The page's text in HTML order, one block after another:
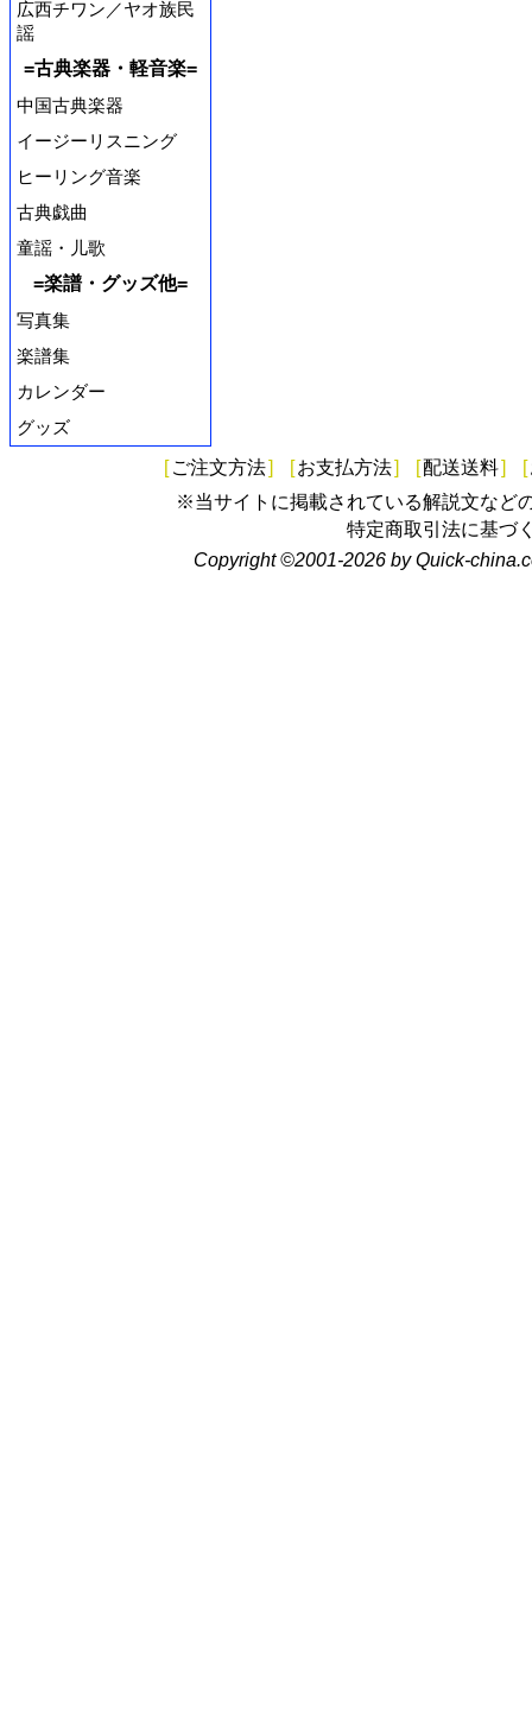
広西チワン／ヤオ族民
謡
=古典楽器・軽音楽=
中国古典楽器
イージーリスニング
ヒーリング音楽
古典戯曲
童謡・儿歌
=楽譜・グッズ他=
写真集
楽譜集
カレンダー
グッズ
[ ご注文方法] [お支払方法] [配送送料] [
※当サイトに掲載されている解説文など
特定商取引法に基づ
Copyright ©2001-2026 by Quick-